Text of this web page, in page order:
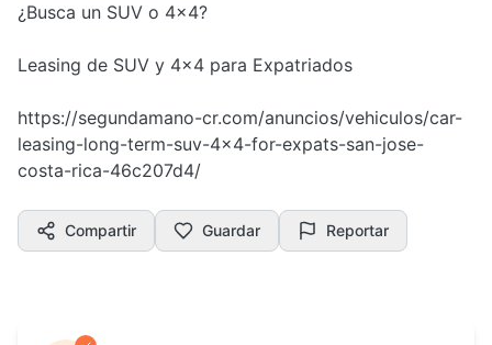
¿Busca un SUV o 4x4?
Leasing de SUV y 4x4 para Expatriados
https://segundamano-cr.com/anuncios/vehiculos/car-
leasing-long-term-suv-4x4-for-expats-san-jose-
costa-rica-46c207d4/
Compartir Guardar Reportar